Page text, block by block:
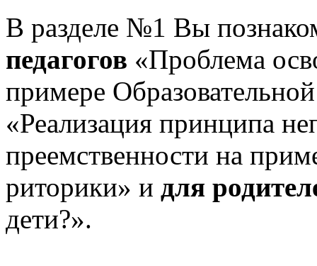
В разделе №1 Вы
педагогов «Проблема
примере
«Реализация принципа
преемственности на
риторики» и для
дети?».